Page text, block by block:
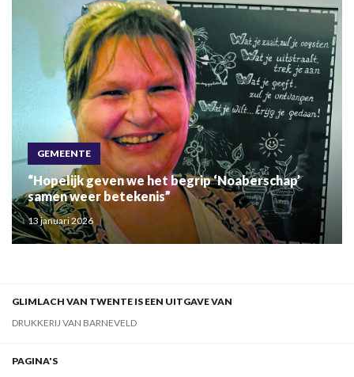
GEMEENTE
“Hopelijk geven we het begrip ‘Noaberschap’
samen weer betekenis”
13 januari 2026
GLIMLACH VAN TWENTE IS EEN UITGAVE VAN
DRUKKERIJ VAN BARNEVELD
PAGINA'S